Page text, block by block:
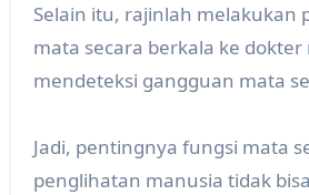
Selain itu, rajinlah melakukan
mata secara berkala ke
mendeteksi gangguan mata
Jadi, pentingnya fungsi mata
penglihatan manusia tidak